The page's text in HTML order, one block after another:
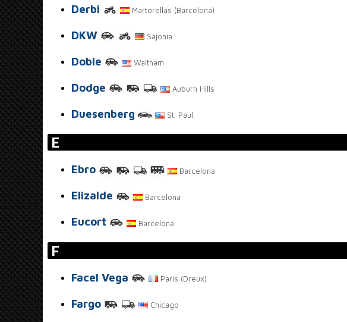
Derbi Martorellas (Barcelona)
DKW Sajonia
Doble Waltham
Dodge Auburn Hills
Duesenberg St. Paul
E
Ebro Barcelona
Elizalde Barcelona
Eucort Barcelona
F
Facel Vega París (Dreux)
Fargo Chicago